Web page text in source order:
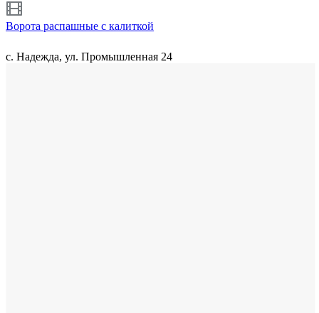
Ворота распашные с калиткой
с. Надежда, ул. Промышленная 24